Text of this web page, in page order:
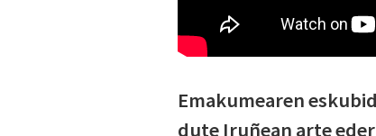
Emakumearen
dute Iruñean arte